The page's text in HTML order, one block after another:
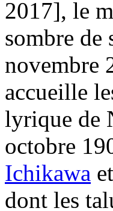
2017], le
sombre de
novembre
accueille
lyrique de
octobre
Ichikawa
dont les